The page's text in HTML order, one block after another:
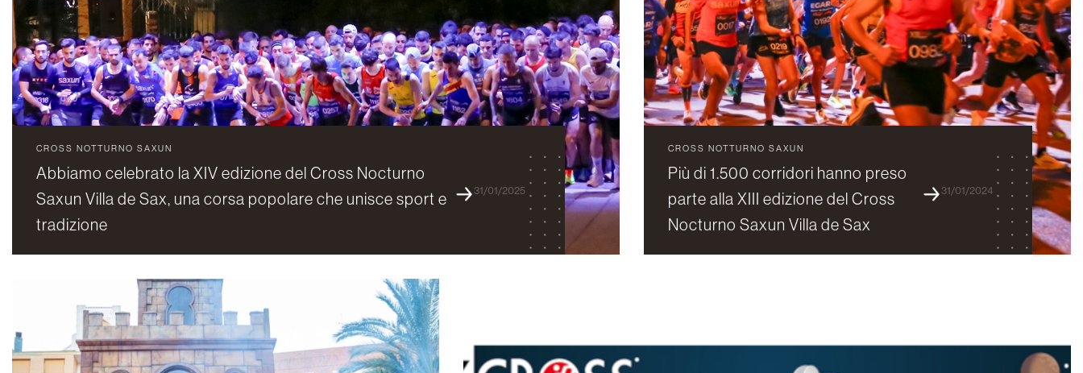
CROSS NOTTURNO SAXUN
Abbiamo celebrato la XIV edizione del Cross Nocturno
Saxun Villa de Sax, una corsa popolare che unisce sport e
tradizione
31/01/2025
CROSS NOTTURNO SAXUN
Più di 1.500 corridori hanno preso
parte alla XIII edizione del Cross
Nocturno Saxun Villa de Sax
31/01/2024